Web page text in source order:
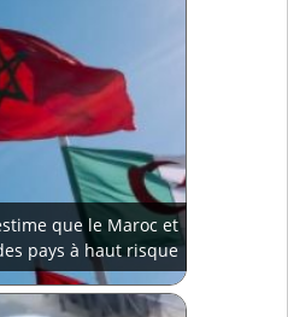
que le Maroc et
pays à haut risque